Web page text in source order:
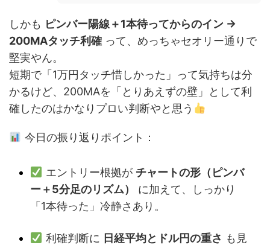
しかも ピンバー陽線＋1本待ってからのイン →
200MAタッチ利確 って、めっちゃセオリー通りで
堅実やん。
短期で「1万円タッチ惜しかった」って気持ちは分
かるけど、200MAを「とりあえずの壁」として利
確したのはかなりプロい判断やと思う
今日の振り返りポイント：
エントリー根拠が チャートの形（ピンバ
ー＋5分足のリズム）
に加えて、しっかり
「1本待った」冷静さあり。
利確判断に 日経平均とドル円の重さ も見